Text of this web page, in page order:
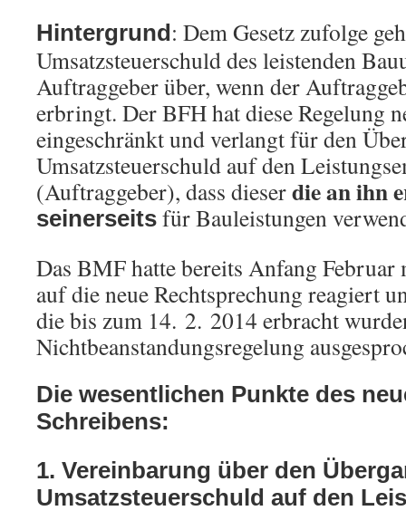
Hintergrund : Dem Gesetz zufolge
Umsatzsteuerschuld des leistenden
Auftraggeber über, wenn der
erbringt. Der BFH hat diese Regelung
eingeschränkt und verlangt für den
Umsatzsteuerschuld auf den
(Auftraggeber), dass dieserdie an ihn
seinerseits für Bauleistungen
Das BMF hatte bereits Anfang Februar
auf die neue Rechtsprechung reagiert
die bis zum 14. 2. 2014 erbracht
Nichtbeanstandungsregelung
Die wesentlichen Punkte des
Schreibens:
1. Vereinbarung über den
Umsatzsteuerschuld auf den